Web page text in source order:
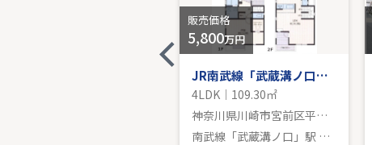
販売価格
5,800万円
JR南武線「武蔵溝ノ口」中古戸建
4LDK｜109.30㎡
神奈川県川崎市宮前区平２丁目
南武線「武蔵溝ノ口」駅 バス15分 「堰下（神奈川県）」 停歩2分